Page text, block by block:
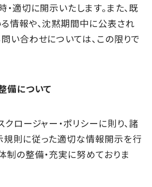
・適切に開示いたします。また、既
情報や、沈黙期間中に公表され
い合わせについては、この限りで
備について
クロージャー・ポリシーに則り、諸
則に従った適切な情報開示を行
制の整備・充実に努めておりま